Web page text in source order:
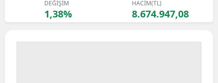
DEĞİŞİM
1,38%
HACİM(TL)
8.674.947,08